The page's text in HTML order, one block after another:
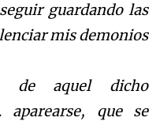
guardando las
mis demonios
de aquel dicho
aparearse, que se